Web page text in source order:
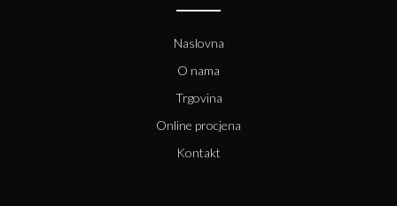
Naslovna
O nama
Trgovina
Online procjena
Kontakt